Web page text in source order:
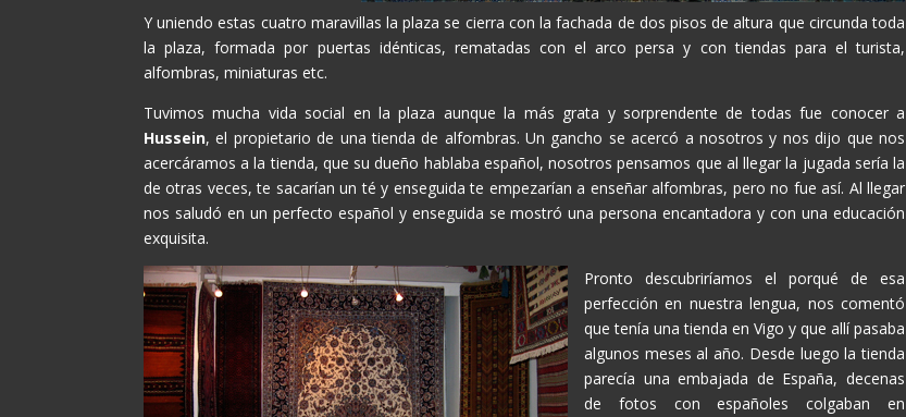
Y uniendo estas cuatro maravillas la plaza se cierra con la fachada de dos pisos de altura que circunda toda
la plaza, formada por puertas idénticas, rematadas con el arco persa y con tiendas para el turista,
alfombras, miniaturas etc.
Tuvimos mucha vida social en la plaza aunque la más grata y sorprendente de todas fue conocer a
Hussein, el propietario de una tienda de alfombras. Un gancho se acercó a nosotros y nos dijo que nos
acercáramos a la tienda, que su dueño hablaba español, nosotros pensamos que al llegar la jugada sería la
de otras veces, te sacarían un té y enseguida te empezarían a enseñar alfombras, pero no fue así. Al llegar
nos saludó en un perfecto español y enseguida se mostró una persona encantadora y con una educación
exquisita.
Pronto descubriríamos el porqué de esa
perfección en nuestra lengua, nos comentó
que tenía una tienda en Vigo y que allí pasaba
algunos meses al año. Desde luego la tienda
parecía una embajada de España, decenas
de fotos con españoles colgaban en